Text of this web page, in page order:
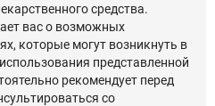
средства.
вас о возможных
которые могут возникнуть в
представленной
рекомендует перед
со